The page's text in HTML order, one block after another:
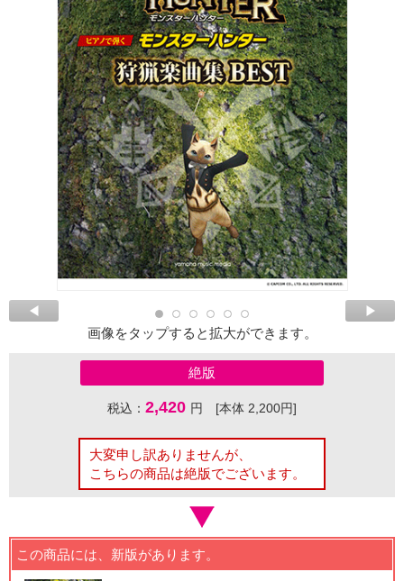
画像をタップすると拡大ができます。
絶版
税込： 2,420 円 [本体 2,200円]
大変申し訳ありませんが、
こちらの商品は絶版でございます。
この商品には、新版があります。